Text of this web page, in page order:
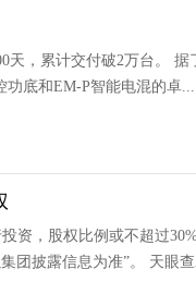
天，累计交付破2万台。
功底和EM-P智能电混的卓...
资，股权比例或不超过
团披露信息为准”。 天眼